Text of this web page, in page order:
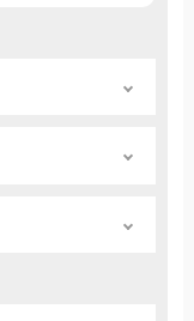
身になって
、術中の痛
年1月16日
没法など切
ら傷跡など
ていました